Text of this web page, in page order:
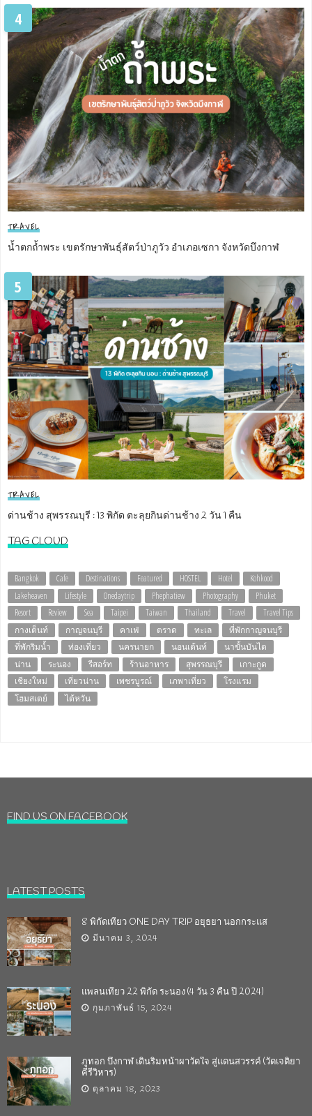
4
TRAVEL
น้ำตกถ้ำพระ เขตรักษาพันธุ์สัตว์ป่าภูวัว อำเภอเซกา จังหวัดบึงกาฬ
5
TRAVEL
ด่านช้าง สุพรรณบุรี : 13 พิกัด ตะลุยกินด่านช้าง 2 วัน 1 คืน
TAG CLOUD
Bangkok Cafe Destinations Featured HOSTEL Hotel
Kohkood
Lakeheaven
Lifestyle Onedaytrip Phephatiew Photography
Phuket
Resort
Review Sea Taipei Taiwan Thailand Travel
Travel Tips
กางเต็นท์
กาญจนบุรี คาเฟ่ ตราด ทะเล
ที่พักกาญจนบุรี
ที่พักริมน้ำ
ท่องเที่ยว นครนายก นอนเต้นท์
นาขั้นบันได
น่าน
ระนอง รีสอร์ท ร้านอาหาร สุพรรณบุรี
เกาะกูด
เชียงใหม่
เที่ยวน่าน เพชรบูรณ์ เภพาเที่ยว
โรงแรม
โฮมสเตย์
ไต้หวัน
FIND US ON FACEBOOK
LATEST POSTS
8 พิกัดเที่ยว ONE DAY TRIP อยุธยา นอกกระแส
มีนาคม 3, 2024
แพลนเที่ยว 22 พิกัด ระนอง (4 วัน 3 คืน ปี 2024)
กุมภาพันธ์ 15, 2024
ภูทอก บึงกาฬ เดินริมหน้าผาวัดใจ สู่แดนสวรรค์ (วัดเจติยา
คีรีวิหาร)
ตุลาคม 18, 2023